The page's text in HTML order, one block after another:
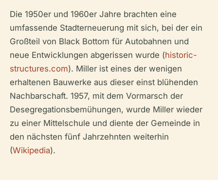
Die 1950er und 1960er Jahre brachten eine
umfassende Stadterneuerung mit sich, bei der ein
Großteil von Black Bottom für Autobahnen und
neue Entwicklungen abgerissen wurde (historic-
structures.com). Miller ist eines der wenigen
erhaltenen Bauwerke aus dieser einst blühenden
Nachbarschaft. 1957, mit dem Vormarsch der
Desegregationsbemühungen, wurde Miller wieder
zu einer Mittelschule und diente der Gemeinde in
den nächsten fünf Jahrzehnten weiterhin
(Wikipedia).